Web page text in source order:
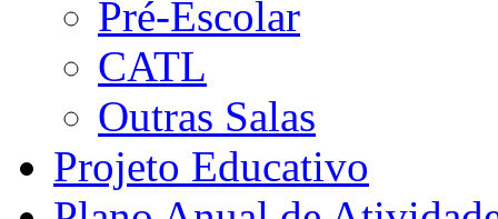
Pré-Escolar
CATL
Outras Salas
Projeto Educativo